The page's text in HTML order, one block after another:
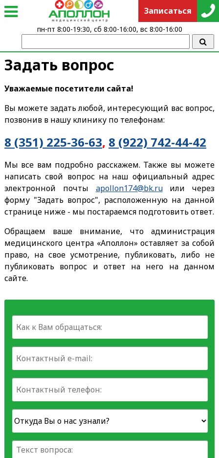
Задать вопрос
Уважаемые посетители сайта!
Вы можете задать любой, интересующий вас вопрос,
позвонив в нашу клинику по телефонам:
8 (351) 225-36-63, 8 (922) 742-44-42
Мы все вам подробно расскажем. Также вы можете
написать свой вопрос на наш официальный адрес
электронной почты apollon174@bk.ruили через
форму "Задать вопрос", расположенную на данной
странице ниже - мы постараемся подготовить ответ.
Обращаем ваше внимание, что администрация
медицинского центра «Аполлон» оставляет за собой
право, на свое усмотрение, публиковать, либо не
публиковать вопрос и ответ на него на данном
сайте.
Записаться
пн-пт 8:00-19:30, сб 8:00-16:00, вс 8:00-16:00